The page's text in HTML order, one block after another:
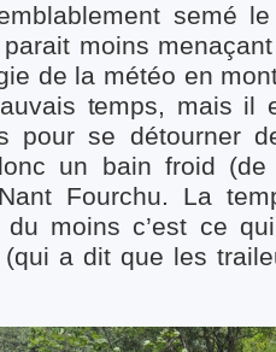
semé
moins
de la météo en
temps, mais il
pour se détourner
un bain froid
Fourchu. La
du moins c’est ce
(qui a dit que les